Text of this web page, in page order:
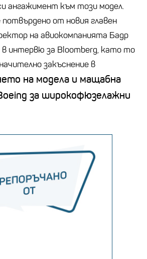
ангажимент към този модел.
от новия главен
на авиокомпанията Бадр
интервю за Bloomberg, като то
закъснение в
на модела и мащабна
за широкофюзелажни